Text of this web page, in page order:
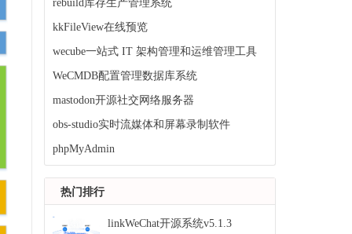
rebuild库存生产管理系统
kkFileView在线预览
wecube一站式 IT 架构管理和运维管理工具
WeCMDB配置管理数据库系统
mastodon开源社交网络服务器
obs-studio实时流媒体和屏幕录制软件
phpMyAdmin
热门排行
linkWeChat开源系统v5.1.3